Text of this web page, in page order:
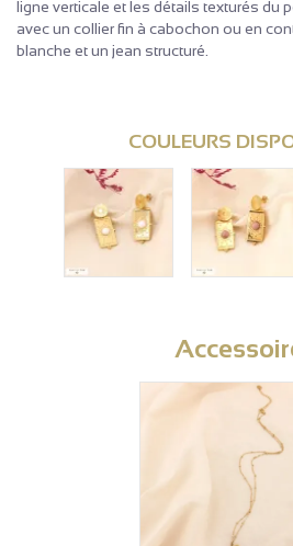
ligne verticale et les détails texturés du
avec un collier fin à cabochon ou en
blanche et un jean structuré.
COULEURS